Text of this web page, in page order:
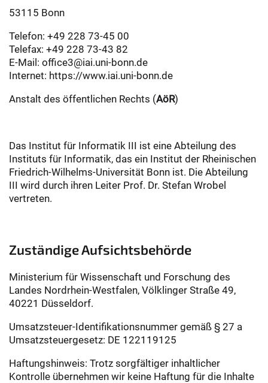
53115 Bonn
Telefon: +49 228 73-45 00
Telefax: +49 228 73-43 82
E-Mail: office3@iai.uni-bonn.de
Internet: https://www.iai.uni-bonn.de
Anstalt des öffentlichen Rechts (AöR)
Das Institut für Informatik III ist eine Abteilung des
Instituts für Informatik, das ein Institut der Rheinischen
Friedrich-Wilhelms-Universität Bonn ist. Die Abteilung
III wird durch ihren Leiter Prof. Dr. Stefan Wrobel
vertreten.
Zuständige Aufsichtsbehörde
Ministerium für Wissenschaft und Forschung des
Landes Nordrhein-Westfalen, Völklinger Straße 49,
40221 Düsseldorf.
Umsatzsteuer-Identifikationsnummer gemäß § 27 a
Umsatzsteuergesetz: DE 122119125
Haftungshinweis: Trotz sorgfältiger inhaltlicher
Kontrolle übernehmen wir keine Haftung für die Inhalte